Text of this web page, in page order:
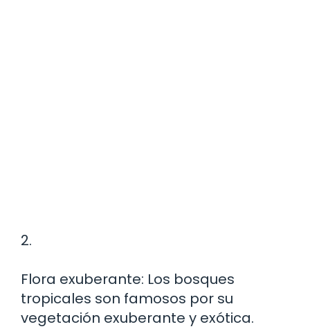
2.
Flora exuberante: Los bosques
tropicales son famosos por su
vegetación exuberante y exótica.